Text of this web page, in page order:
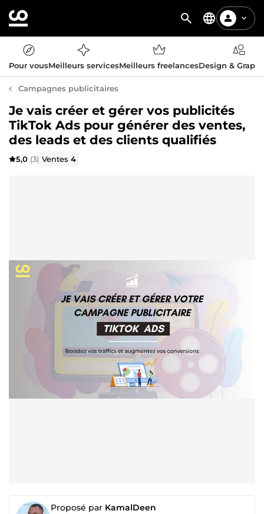
Pour vousMeilleurs servicesMeilleurs freelancesDesign &
Campagnes publicitaires
Je vais créer et gérer vos publicités
TikTok Ads pour générer des ventes,
des leads et des clients qualifiés
5,0 (3) Ventes4
Proposé par KamalDeen